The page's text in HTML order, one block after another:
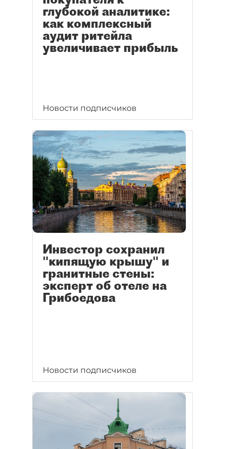
глубокой аналитике:
как комплексный
аудит ритейла
увеличивает прибыль
Новости подписчиков
Инвестор сохранил
"кипящую крышу" и
гранитные стены:
эксперт об отеле на
Грибоедова
Новости подписчиков